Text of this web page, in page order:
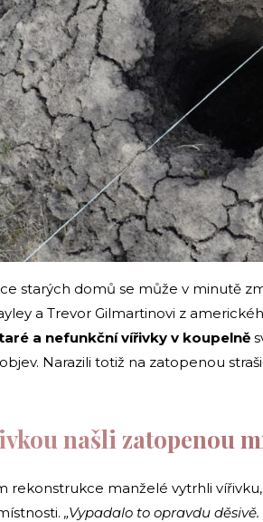
starých domů se může v minutě
a Trevor Gilmartinovi z
a nefunkční vířivky v koupelně
Narazili totiž na zatopenou
našli zatopenou
rekonstrukce manželé vytrhli
„Vypadalo to opravdu